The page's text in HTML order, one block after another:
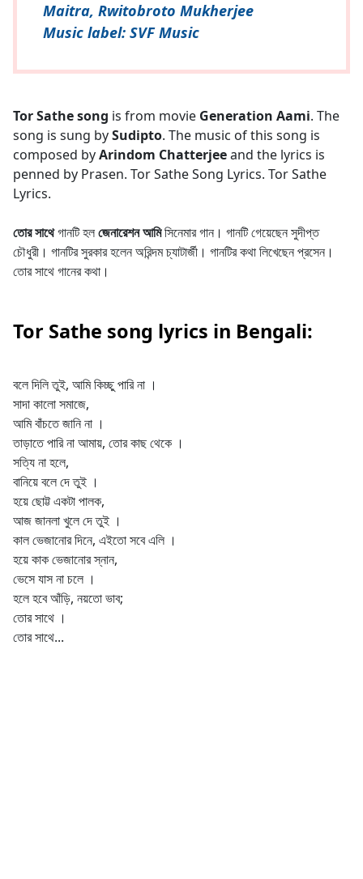
Maitra, Rwitobroto Mukherjee
Music label: SVF Music
Tor Sathe song is from movie Generation Aami. The
song is sung bySudipto. The music of this song is
composed byArindom Chatterjeeand the lyrics is
penned by Prasen. Tor Sathe Song Lyrics. Tor Sathe
Lyrics.
তোর সাথেগানটি হলজেনারেশন আমিসিনেমার গান। গানটি গেয়েছেন সুদীপ্ত
চৌধুরী। গানটির সুরকার হলেন অরিন্দম চ্যাটার্জী। গানটির কথা লিখেছেন প্রসেন।
তোর সাথে গানের কথা।
Tor Sathe song lyrics in Bengali:
বলে দিলি তুই, আমি কিচ্ছু পারি না ।
সাদা কালো সমাজে,
আমি বাঁচতে জানি না ।
তাড়াতে পারি না আমায়, তোর কাছ থেকে ।
সত্যি না হলে,
বানিয়ে বলে দে তুই ।
হয়ে ছোট্ট একটা পালক,
আজ জানলা খুলে দে তুই ।
কাল ভেজানোর দিনে, এইতো সবে এলি ।
হয়ে কাক ভেজানোর স্নান,
ভেসে যাস না চলে ।
হলে হবে আঁড়ি, নয়তো ভাব;
তোর সাথে ।
তোর সাথে...